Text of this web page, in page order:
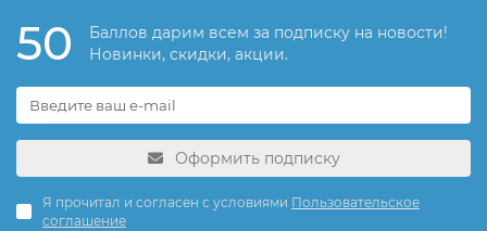
50
Баллов дарим всем за подписку на новости!
Новинки, скидки, акции.
Оформить подписку
Я прочитал и согласен с условиями Пользовательское
соглашение